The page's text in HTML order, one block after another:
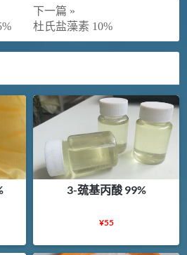
下一篇 »
杜氏盐藻素 10%
3-巯基丙酸 99%
¥55